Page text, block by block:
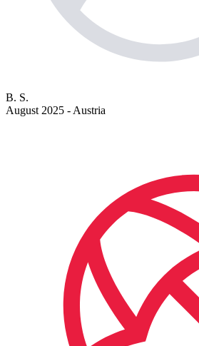
B. S.
August 2025 - Austria